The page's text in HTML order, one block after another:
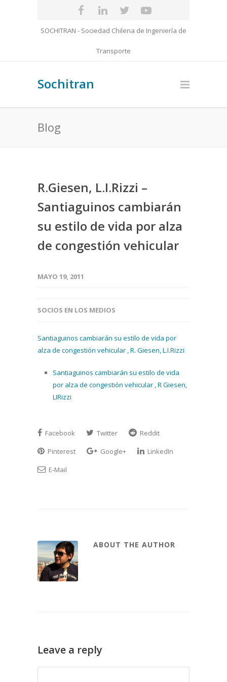
SOCHITRAN - Sociedad Chilena de Ingeniería de
Transporte
Sochitran
Blog
R.Giesen, L.I.Rizzi –
Santiaguinos cambiarán
su estilo de vida por alza
de congestión vehicular
MAYO 19, 2011
SOCIOS EN LOS MEDIOS
Santiaguinos cambiarán su estilo de vida por
alza de congestión vehicular , R. Giesen, L.I.Rizzi
Santiaguinos cambiarán su estilo de vida
por alza de congestión vehicular , R Giesen,
LIRizzi
Facebook Twitter
Reddit
Pinterest
Google+
LinkedIn
E-Mail
ABOUT THE AUTHOR
Leave a reply